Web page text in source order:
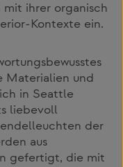
ihrer organisch
Kontexte ein.
Materialien und
in Seattle
liebevoll
der
aus
gefertigt, die mit